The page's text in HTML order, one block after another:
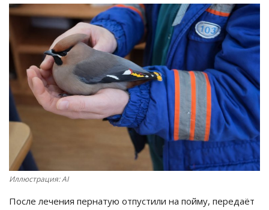
КАЗАХСТАН
МИР
СПЕЦПРОЕКТЫ
СПОРТ
Чек-лист
РАЗВЛЕЧЕНИЯ
Иллюстрация: AI
После лечения пернатую отпустили на пойму, передаёт